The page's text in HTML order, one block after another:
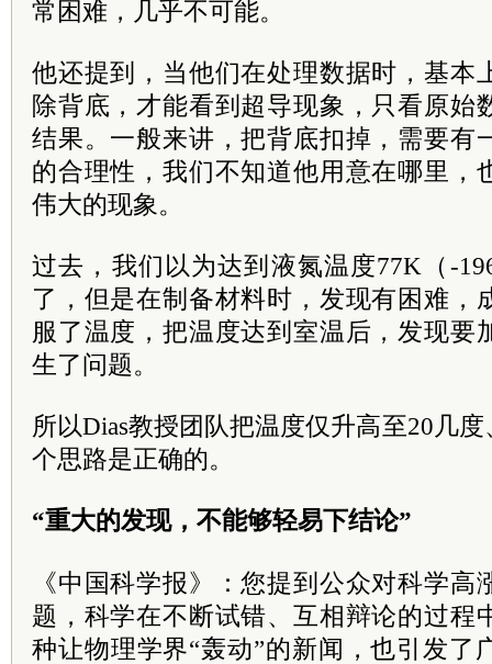
常困难，几乎不可能。
他还提到，当他们在处理数据时，基本
除背底，才能看到超导现象，只看原始
结果。一般来讲，把背底扣掉，需要有
的合理性，我们不知道他用意在哪里，
伟大的现象。
过去，我们以为达到液氮温度77K（-
了，但是在制备材料时，发现有困难，
服了温度，把温度达到室温后，发现要
生了问题。
所以Dias教授团队把温度仅升高至20几
个思路是正确的。
“重大的发现，不能够轻易下结论”
《中国科学报》：您提到公众对科学
题，科学在不断试错、互相辩论的过程
种让物理学界“轰动”的新闻，也引发了